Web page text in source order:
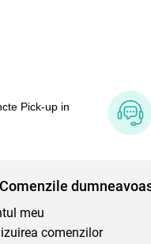
Pick-up in
Comenzile
meu
comenzilor